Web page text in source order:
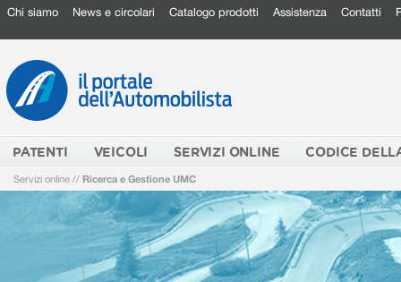
Chi siamo News e circolari Catalogo prodotti Assistenza Contatti
PATENTI VEICOLI SERVIZI ONLINE CODICE
Servizi online // Ricerca e Gestione UMC